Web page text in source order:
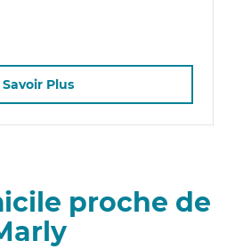
Savoir Plus
proche de